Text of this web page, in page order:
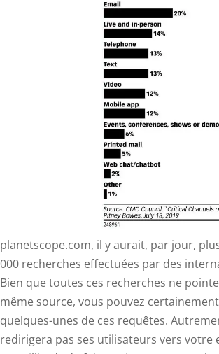
planetscope.com, il y aurait, par jour,
000 recherches effectuées par des
Bien que toutes ces recherches ne
même source, vous pouvez
quelques-unes de ces requêtes.
redirigera pas ses utilisateurs vers votre